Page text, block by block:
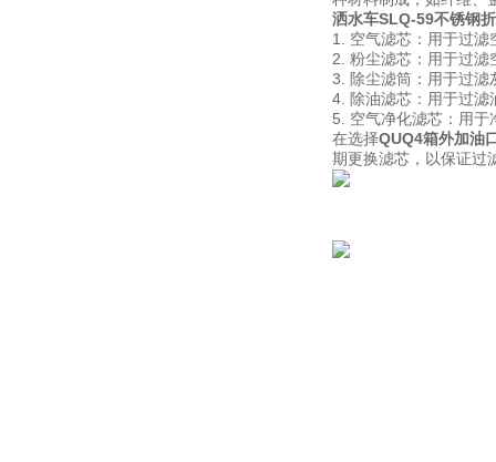
洒水车SLQ-59不锈钢
1. 空气滤芯：用于过
2. 粉尘滤芯：用于过
3. 除尘滤筒：用于过滤
4. 除油滤芯：用于过滤
5. 空气净化滤芯：用
在选择QUQ4箱外加油
期更换滤芯，以保证过